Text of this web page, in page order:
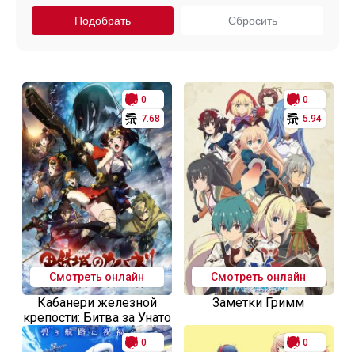
0
7.68
Смотреть онлайн
Кабанери железной
крепости: Битва за Унато
0
5.94
Смотреть онлайн
Заметки Гримм
0
0